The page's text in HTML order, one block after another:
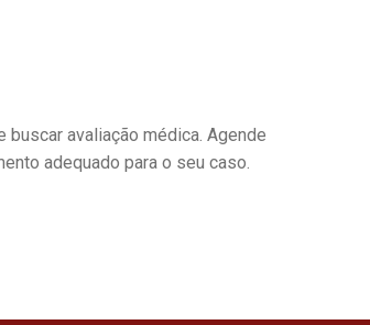
avaliação médica. Agende
adequado para o seu caso.